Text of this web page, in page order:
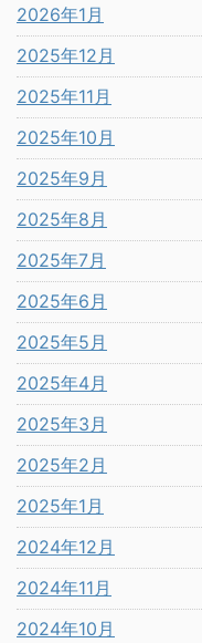
2026年1月
2025年12月
2025年11月
2025年10月
2025年9月
2025年8月
2025年7月
2025年6月
2025年5月
2025年4月
2025年3月
2025年2月
2025年1月
2024年12月
2024年11月
2024年10月